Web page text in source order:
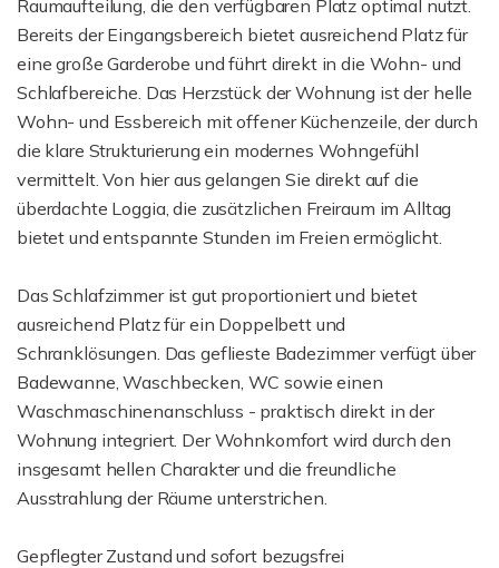
Raumaufteilung, die den verfügbaren Platz optimal nutzt.
Bereits der Eingangsbereich bietet ausreichend Platz für
eine große Garderobe und führt direkt in die Wohn- und
Schlafbereiche. Das Herzstück der Wohnung ist der helle
Wohn- und Essbereich mit offener Küchenzeile, der durch
die klare Strukturierung ein modernes Wohngefühl
vermittelt. Von hier aus gelangen Sie direkt auf die
überdachte Loggia, die zusätzlichen Freiraum im Alltag
bietet und entspannte Stunden im Freien ermöglicht.
Das Schlafzimmer ist gut proportioniert und bietet
ausreichend Platz für ein Doppelbett und
Schranklösungen. Das geflieste Badezimmer verfügt über
Badewanne, Waschbecken, WC sowie einen
Waschmaschinenanschluss - praktisch direkt in der
Wohnung integriert. Der Wohnkomfort wird durch den
insgesamt hellen Charakter und die freundliche
Ausstrahlung der Räume unterstrichen.
Gepflegter Zustand und sofort bezugsfrei